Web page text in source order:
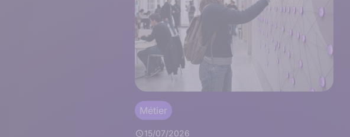
Métier
15/07/2026